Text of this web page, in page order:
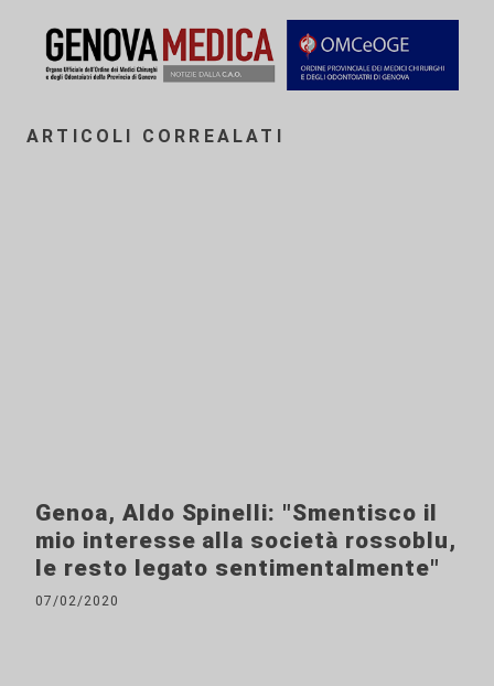
ARTICOLI CORREALATI
Genoa, Aldo Spinelli: "Smentisco il
mio interesse alla società rossoblu,
le resto legato sentimentalmente"
07/02/2020